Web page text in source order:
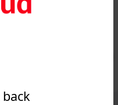
birre